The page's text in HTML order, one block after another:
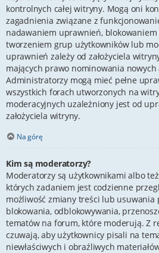
kontrolnych całej witryny. Mogą oni
zagadnienia związane z
nadawaniem uprawnień, blokowaniem
tworzeniem grup użytkowników lub
uprawnień zależy od założyciela
mających prawo nominowania
Administratorzy mogą mieć pełne
wszystkich forach utworzonych na
moderacyjnych uzależniony jest od
założyciela witryny.
Na górę
Kim są moderatorzy?
Moderatorzy są użytkownikami albo
których zadaniem jest codzienne
możliwość zmiany treści lub usuwania
blokowania, odblokowywania,
tematów na forum, które moderują. Z
czuwają, aby użytkownicy pisali na
niewłaściwych i obraźliwych